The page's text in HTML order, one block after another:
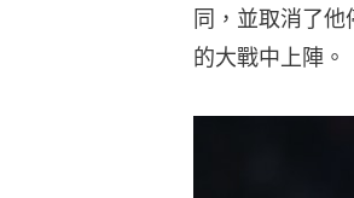
同，並取消了
的大戰中上陣。